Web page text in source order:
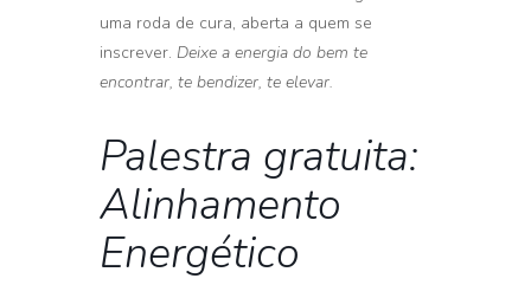
uma roda de cura, aberta a quem se
inscrever. Deixe a energia do bem te
encontrar, te bendizer, te elevar.
Palestra gratuita:
Alinhamento
Energético